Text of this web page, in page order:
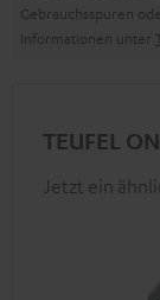
Gebrauchsspuren
Informationen unter
TEUFEL
Jetzt ein